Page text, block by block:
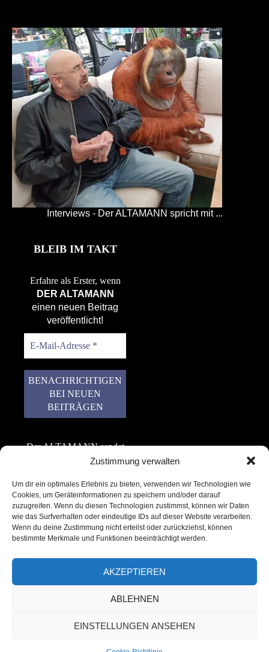
Zustimmung verwalten
Um dir ein optimales Erlebnis zu bieten, verwenden wir Technologien wie
Cookies, um Geräteinformationen zu speichern und/oder darauf
zuzugreifen. Wenn du diesen Technologien zustimmst, können wir Daten
wie das Surfverhalten oder eindeutige IDs auf dieser Website verarbeiten.
Wenn du deine Zustimmung nicht erteilst oder zurückziehst, können
bestimmte Merkmale und Funktionen beeinträchtigt werden.
AKZEPTIEREN
ABLEHNEN
EINSTELLUNGEN ANSEHEN
Interviews - Der ALTAMANN spricht mit ...
BLEIB IM TAKT
Erfahre als Erster, wenn
DER ALTAMANN
einen neuen Beitrag
veröffentlicht!
Der ALTAMANN sendet
keinen Spam! Er gibt
weiter. Erfahre mehr in
unserer
Datenschutzerklärung.
Copyright © 2022 – 2025 | ALTAMANN.com